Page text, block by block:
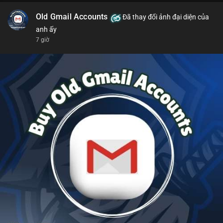
Old Gmail Accounts
Đã thay đổi ảnh đại diện của
anh ấy
7 giờ